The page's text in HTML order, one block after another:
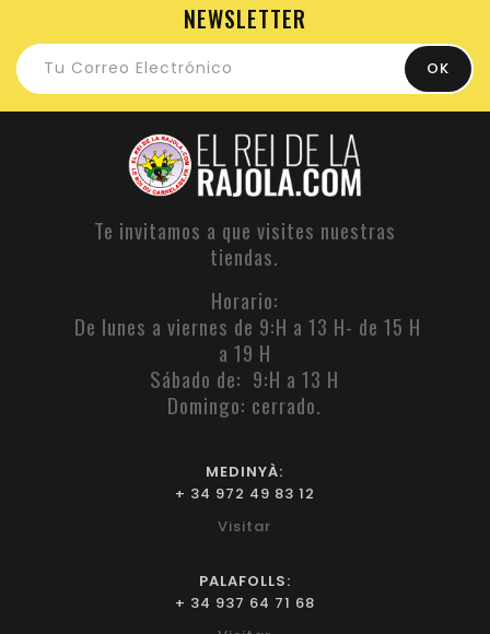
NEWSLETTER
Te invitamos a que visites nuestras
tiendas.
Horario:
De lunes a viernes de 9:H a 13 H- de 15 H
a 19 H
Sábado de: 9:H a 13 H
Domingo: cerrado.
MEDINYÀ:
+ 34 972 49 83 12
Visitar
PALAFOLLS:
+ 34 937 64 71 68